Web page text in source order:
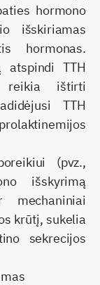
hormono
išskiriamas
hormonas.
atspindi TTH
reikia ištirti
TTH
(pvz.,
išskyrimą
krūtį, sukelia
sekrecijos